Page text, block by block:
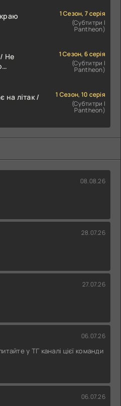
1 Сезон, 7 серія
(Субтитри |
Pantheon)
/ Не
1 Сезон, 6 серія
(Субтитри |
Pantheon)
на літак /
1 Сезон, 10 серія
(Субтитри |
Pantheon)
08.08.26
28.07.26
27.07.26
06.07.26
у ТГ каналі цієї команди
06.07.26